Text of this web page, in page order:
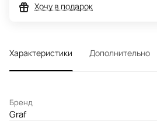
Хочу в подарок
Характеристики Дополнительно
Бренд
Graf